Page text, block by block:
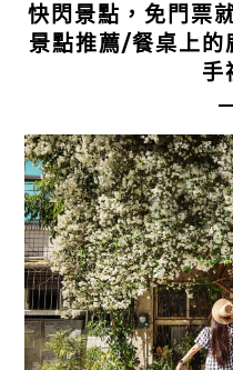
快閃景點，免門票
景點推薦/餐桌上的
手